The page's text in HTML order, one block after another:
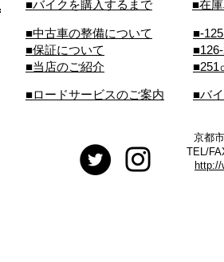
■バイクを購入するまで ■在
■中古車の整備について
■保証について
■当店のご紹介
■-
■251
■ロードサービスのご案内 ■バ
京都
TEL/